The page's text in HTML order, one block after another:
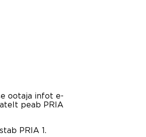
ootaja infot e-
peab PRIA
PRIA 1.